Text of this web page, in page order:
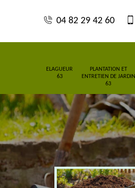
04 82 29 42 60
ELAGUEUR
63
PLANTATION ET
ENTRETIEN DE JARDIN
63